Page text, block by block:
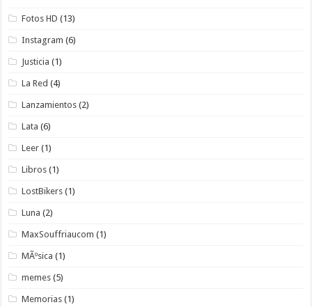
Fotos HD (13)
Instagram (6)
Justicia (1)
La Red (4)
Lanzamientos (2)
Lata (6)
Leer (1)
Libros (1)
LostBikers (1)
Luna (2)
MaxSouffriaucom (1)
MÃºsica (1)
memes (5)
Memorias (1)